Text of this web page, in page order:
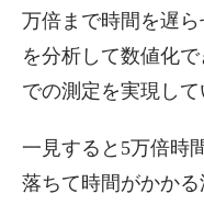
万倍まで時間を遅
を分析して数値化
での測定を実現して
一見すると5万倍時
落ちて時間がかかる